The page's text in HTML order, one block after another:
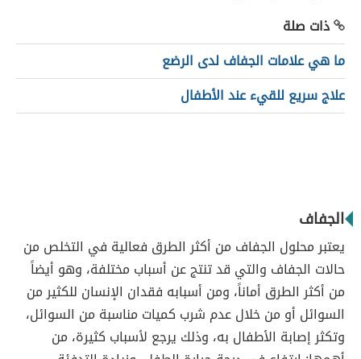
ذات صلة
ما هي علامات الجفاف لدى الرضع
علاج سريع للقيء عند الأطفال
الجفاف
يعتبر محلول الجفاف من أكثر الطرق فعالية في التخلص من
حالات الجفاف والتي قد تنتج عن أسباب مختلفة، وهو أيضاً
من أكثر الطرق أماناً، ومن أسبابه فقدان الإنسان للكثير من
السوائل أو من خلال عدم شرب كميات مناسبة من السوائل،
وتكثر إصابة الأطفال به، وذلك يرجع لأسباب كثيرة، من